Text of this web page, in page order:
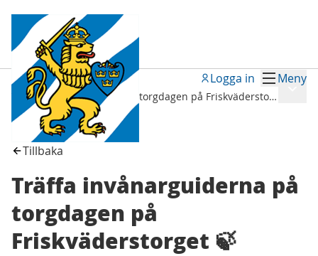
Meny
Logga in
Möten /
Träffa invånarguiderna på torgdagen på Friskväderstorget 🍃
Meny
Tillbaka
Träffa invånarguiderna på
torgdagen på
Friskväderstorget 🍃